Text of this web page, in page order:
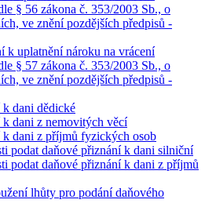
§ 56 zákona č. 353/2003 Sb., o
ve znění pozdějších předpisů -
k uplatnění nároku na vrácení
§ 57 zákona č. 353/2003 Sb., o
ve znění pozdějších předpisů -
dani dědické
dani z nemovitých věcí
k dani z příjmů fyzických osob
podat daňové přiznání k dani silniční
podat daňové přiznání k dani z příjmů
lhůty pro podání daňového